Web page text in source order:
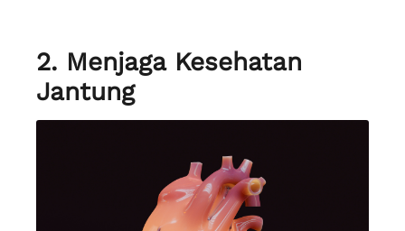
2. Menjaga Kesehatan
Jantung